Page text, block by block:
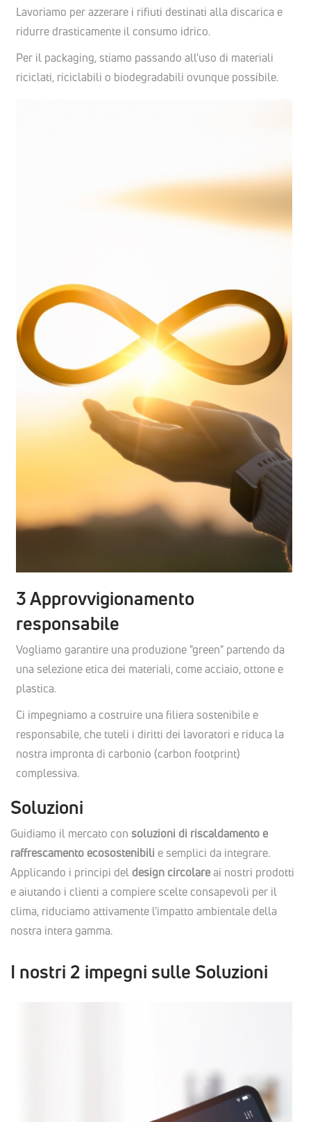
Lavoriamo per azzerare i rifiuti destinati alla discarica e
ridurre drasticamente il consumo idrico.
Per il packaging, stiamo passando all'uso di materiali
riciclati, riciclabili o biodegradabili ovunque possibile.
3 Approvvigionamento
responsabile
Vogliamo garantire una produzione "green" partendo da
una selezione etica dei materiali, come acciaio, ottone e
plastica.
Ci impegniamo a costruire una filiera sostenibile e
responsabile, che tuteli i diritti dei lavoratori e riduca la
nostra impronta di carbonio (carbon footprint)
complessiva.
Soluzioni
Guidiamo il mercato con soluzioni di riscaldamento e
raffrescamento ecosostenibili e semplici da integrare.
Applicando i principi del design circolareai nostri prodotti
e aiutando i clienti a compiere scelte consapevoli per il
clima, riduciamo attivamente l'impatto ambientale della
nostra intera gamma.
I nostri 2 impegni sulle Soluzioni